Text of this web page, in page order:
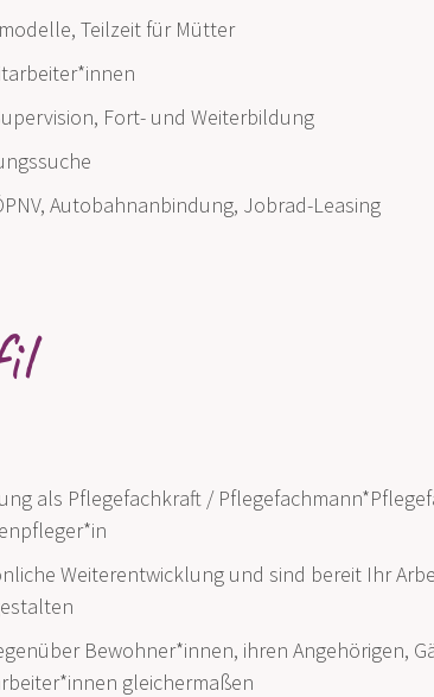
Teilzeit für Mütter
Fort- und Weiterbildung
Autobahnanbindung, Jobrad-Leasing
als Pflegefachkraft /
Weiterentwicklung und sind bereit Ihr
Bewohner*innen, ihren Angehörigen,
gleichermaßen